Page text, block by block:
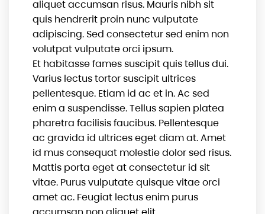
aliquet accumsan risus. Mauris nibh sit
quis hendrerit proin nunc vulputate
adipiscing. Sed consectetur sed enim non
volutpat vulputate orci ipsum.
Et habitasse fames suscipit quis tellus dui.
Varius lectus tortor suscipit ultrices
pellentesque. Etiam id ac et in. Ac sed
enim a suspendisse. Tellus sapien platea
pharetra facilisis faucibus. Pellentesque
ac gravida id ultrices eget diam at. Amet
id mus consequat molestie dolor sed risus.
Mattis porta eget at consectetur id sit
vitae. Purus vulputate quisque vitae orci
amet ac. Feugiat lectus enim purus